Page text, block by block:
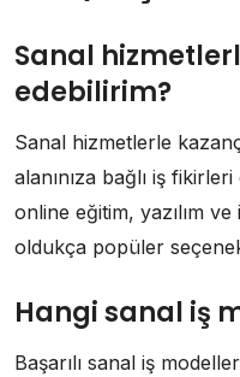
Sanal
edebilirim?
Sanal hizmetlerle
alanınıza bağlı iş
online eğitim, yazılım
oldukça popüler
Hangi sanal iş
Başarılı sanal iş